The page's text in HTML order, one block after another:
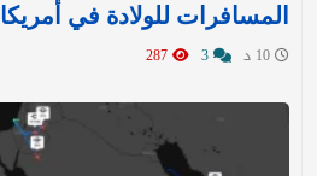
المسافرات للولادة في أمريكا